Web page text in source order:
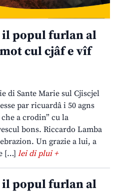
il popul furlan al
cul cjâf e vîf
di Sante Marie sul Cjiscjel
par ricuardâ i 50 agns
a crodin” cu la
bons. Riccardo Lamba
Un grazie a lui, a
[…] lei di plui +
il popul furlan al